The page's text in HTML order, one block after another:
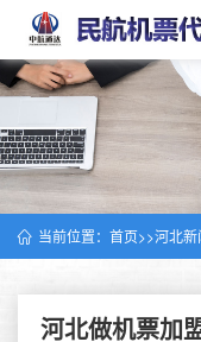
当前位置： 首页>>河北
河北做机票加